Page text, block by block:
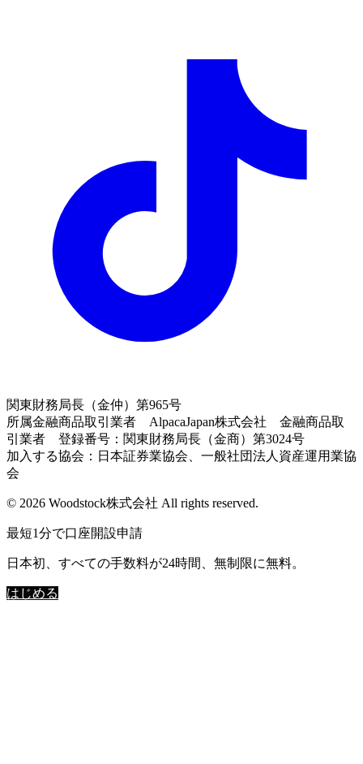
関東財務局長（金仲）第965号
所属金融商品取引業者 AlpacaJapan株式会社 金融商品取
引業者 登録番号：関東財務局長（金商）第3024号
加入する協会：日本証券業協会、一般社団法人資産運用業協
会
© 2026 Woodstock株式会社 All rights reserved.
最短1分で口座開設申請
日本初、すべての手数料が24時間、無制限に無料。
はじめる